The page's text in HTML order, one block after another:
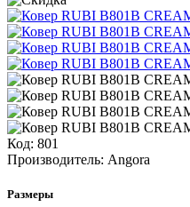
Код: 801
Производитель: Angora
Размеры